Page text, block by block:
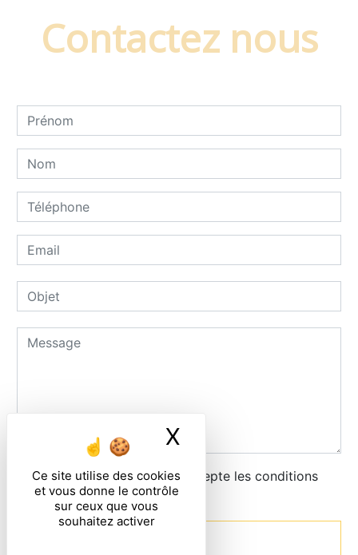
Ce site utilise des cookies
et vous donne le contrôle
sur ceux que vous
souhaitez activer
X
Contactez nous
En cochant cette case, j'accepte les conditions
particulières ci-dessous **